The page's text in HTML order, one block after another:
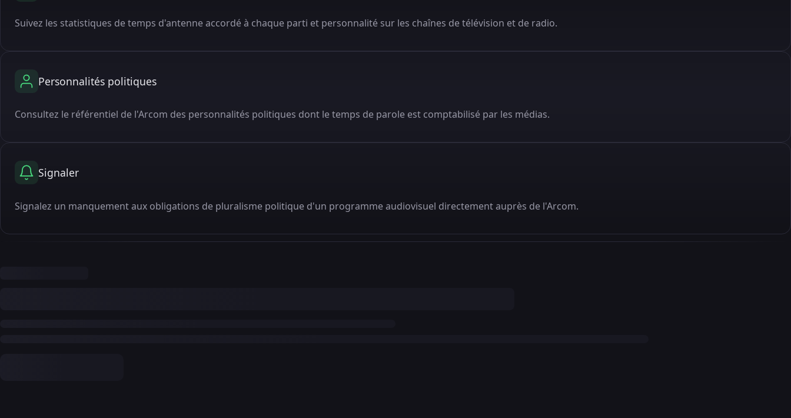
Suivez les statistiques de temps d'antenne accordé à chaque parti et personnalité sur les chaînes de télévision et de radio.
Personnalités politiques
Consultez le référentiel de l'Arcom des personnalités politiques dont le temps de parole est comptabilisé par les médias.
Signaler
Signalez un manquement aux obligations de pluralisme politique d'un programme audiovisuel directement auprès de l'Arcom.